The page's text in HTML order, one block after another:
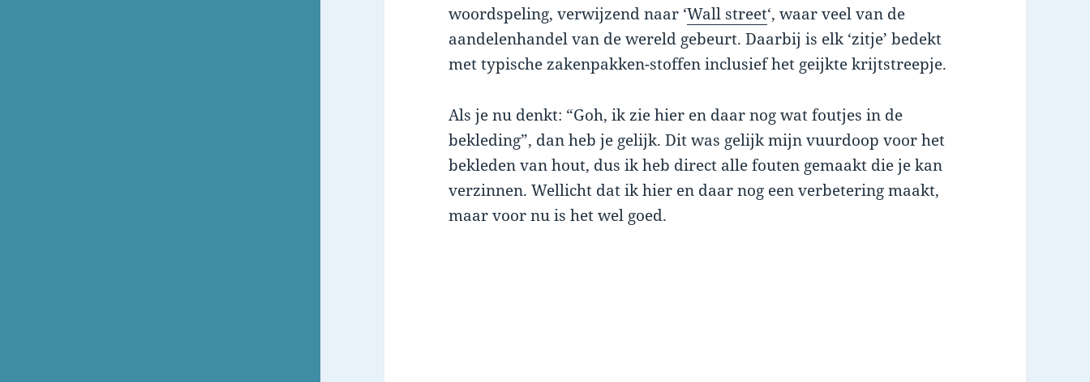
woordspeling, verwijzend naar ‘Wall street‘, waar veel van de
aandelenhandel van de wereld gebeurt. Daarbij is elk ‘zitje’ bedekt
met typische zakenpakken-stoffen inclusief het geijkte krijtstreepje.
Als je nu denkt: “Goh, ik zie hier en daar nog wat foutjes in de
bekleding”, dan heb je gelijk. Dit was gelijk mijn vuurdoop voor het
bekleden van hout, dus ik heb direct alle fouten gemaakt die je kan
verzinnen. Wellicht dat ik hier en daar nog een verbetering maakt,
maar voor nu is het wel goed.